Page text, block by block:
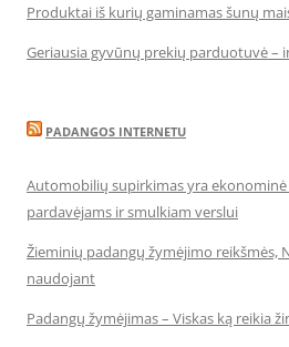
Produktai iš kurių gaminamas šunų
Geriausia gyvūnų prekių parduotuvė –
PADANGOS INTERNETU
Automobilių supirkimas yra
pardavėjams ir smulkiam verslui
Žieminių padangų žymėjimo reikšmės,
naudojant
Padangų žymėjimas – Viskas ką reikia